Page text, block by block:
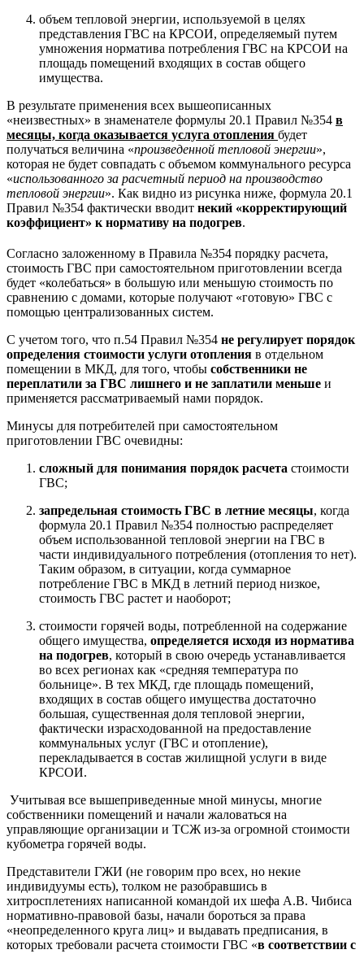
объем тепловой энергии, используемой в целях
представления ГВС на КРСОИ, определяемый путем
умножения норматива потребления ГВС на КРСОИ на
площадь помещений входящих в состав общего
имущества.
В результате применения всех вышеописанных
«неизвестных» в знаменателе формулы 20.1 Правил №354 в
месяцы, когда оказывается услуга отопления будет
получаться величина «произведенной тепловой энергии»,
которая не будет совпадать с объемом коммунального ресурса
«использованного за расчетный период на производство
тепловой энергии». Как видно из рисунка ниже, формула 20.1
Правил №354 фактически вводит некий «корректирующий
коэффициент» к нормативу на подогрев.
Согласно заложенному в Правила №354 порядку расчета,
стоимость ГВС при самостоятельном приготовлении всегда
будет «колебаться» в большую или меньшую стоимость по
сравнению с домами, которые получают «готовую» ГВС с
помощью централизованных систем.
С учетом того, что п.54 Правил №354 не регулирует порядок
определения стоимости услуги отопления в отдельном
помещении в МКД, для того, чтобы собственники не
переплатили за ГВС лишнего и не заплатили меньше и
применяется рассматриваемый нами порядок.
Минусы для потребителей при самостоятельном
приготовлении ГВС очевидны:
сложный для понимания порядок расчета стоимости
ГВС;
запредельная стоимость ГВС в летние месяцы, когда
формула 20.1 Правил №354 полностью распределяет
объем использованной тепловой энергии на ГВС в
части индивидуального потребления (отопления то нет).
Таким образом, в ситуации, когда суммарное
потребление ГВС в МКД в летний период низкое,
стоимость ГВС растет и наоборот;
стоимости горячей воды, потребленной на содержание
общего имущества, определяется исходя из норматива
на подогрев, который в свою очередь устанавливается
во всех регионах как «средняя температура по
больнице». В тех МКД, где площадь помещений,
входящих в состав общего имущества достаточно
большая, существенная доля тепловой энергии,
фактически израсходованной на предоставление
коммунальных услуг (ГВС и отопление),
перекладывается в состав жилищной услуги в виде
КРСОИ.
Учитывая все вышеприведенные мной минусы, многие
собственники помещений и начали жаловаться на
управляющие организации и ТСЖ из-за огромной стоимости
кубометра горячей воды.
Представители ГЖИ (не говорим про всех, но некие
индивидуумы есть), толком не разобравшись в
хитросплетениях написанной командой их шефа А.В. Чибиса
нормативно-правовой базы, начали бороться за права
«неопределенного круга лиц» и выдавать предписания, в
которых требовали расчета стоимости ГВС «в соответствии с